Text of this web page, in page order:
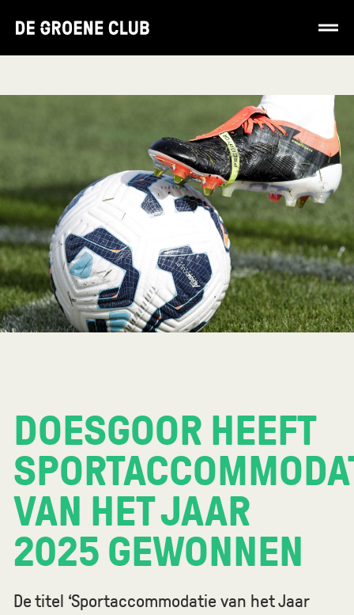
DOESGOOR HEEFT
VAN HET JAAR
2025 GEWONNEN
De titel ‘Sportaccommodatie van het Jaar